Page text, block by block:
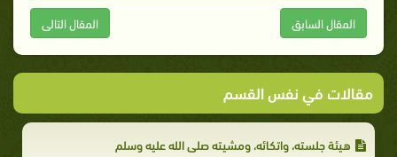
المقال السابق المقال التالى
مقالات في نفس القسم
هيئة جلسته، واتكائه، ومشيته صلى الله عليه وسلم